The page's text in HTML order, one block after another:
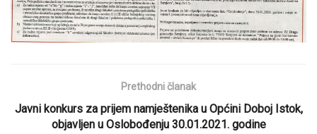
Prethodni članak
Javni konkurs za prijem namještenika u Općini Doboj Istok,
objavljen u Oslobođenju 30.01.2021. godine